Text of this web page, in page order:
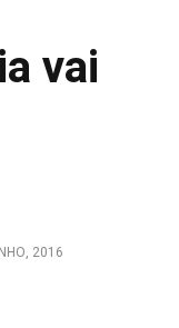
vai
2016